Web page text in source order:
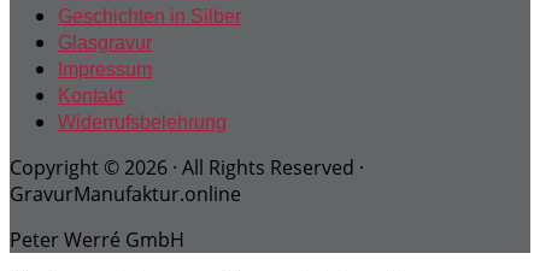
Geschichten in Silber
Glasgravur
Impressum
Kontakt
Widerrufsbelehrung
Copyright © 2026 · All Rights Reserved ·
GravurManufaktur.online
Peter Werré GmbH